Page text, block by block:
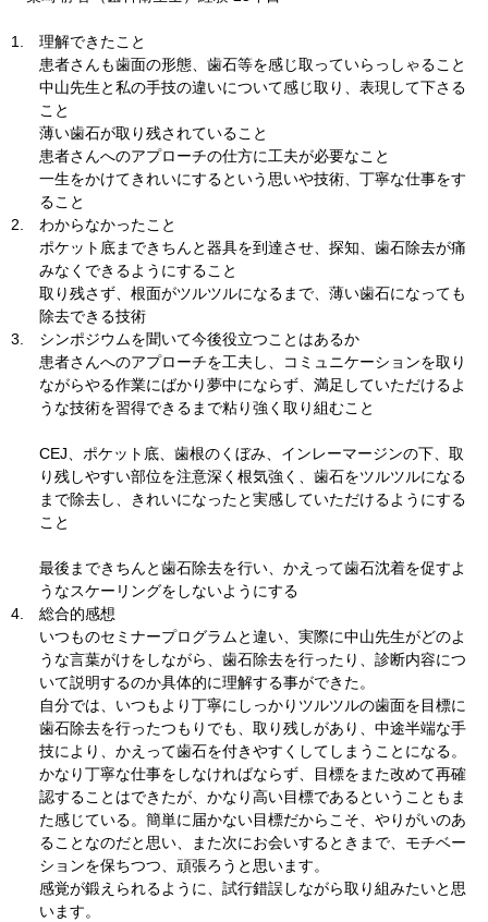
1. 理解できたこと
患者さんも歯面の形態、歯石等を感じ取っていらっしゃること
中山先生と私の手技の違いについて感じ取り、表現して下さる
こと
薄い歯石が取り残されていること
患者さんへのアプローチの仕方に工夫が必要なこと
一生をかけてきれいにするという思いや技術、丁寧な仕事をす
ること
2. わからなかったこと
ポケット底まできちんと器具を到達させ、探知、歯石除去が痛
みなくできるようにすること
取り残さず、根面がツルツルになるまで、薄い歯石になっても
除去できる技術
3. シンポジウムを聞いて今後役立つことはあるか
患者さんへのアプローチを工夫し、コミュニケーションを取り
ながらやる作業にばかり夢中にならず、満足していただけるよ
うな技術を習得できるまで粘り強く取り組むこと
CEJ、ポケット底、歯根のくぼみ、インレーマージンの下、取
り残しやすい部位を注意深く根気強く、歯石をツルツルになる
まで除去し、きれいになったと実感していただけるようにする
こと
最後まできちんと歯石除去を行い、かえって歯石沈着を促すよ
うなスケーリングをしないようにする
4. 総合的感想
いつものセミナープログラムと違い、実際に中山先生がどのよ
うな言葉がけをしながら、歯石除去を行ったり、診断内容につ
いて説明するのか具体的に理解する事ができた。
自分では、いつもより丁寧にしっかりツルツルの歯面を目標に
歯石除去を行ったつもりでも、取り残しがあり、中途半端な手
技により、かえって歯石を付きやすくしてしまうことになる。
かなり丁寧な仕事をしなければならず、目標をまた改めて再確
認することはできたが、かなり高い目標であるということもま
た感じている。簡単に届かない目標だからこそ、やりがいのあ
ることなのだと思い、また次にお会いするときまで、モチベー
ションを保ちつつ、頑張ろうと思います。
感覚が鍛えられるように、試行錯誤しながら取り組みたいと思
います。